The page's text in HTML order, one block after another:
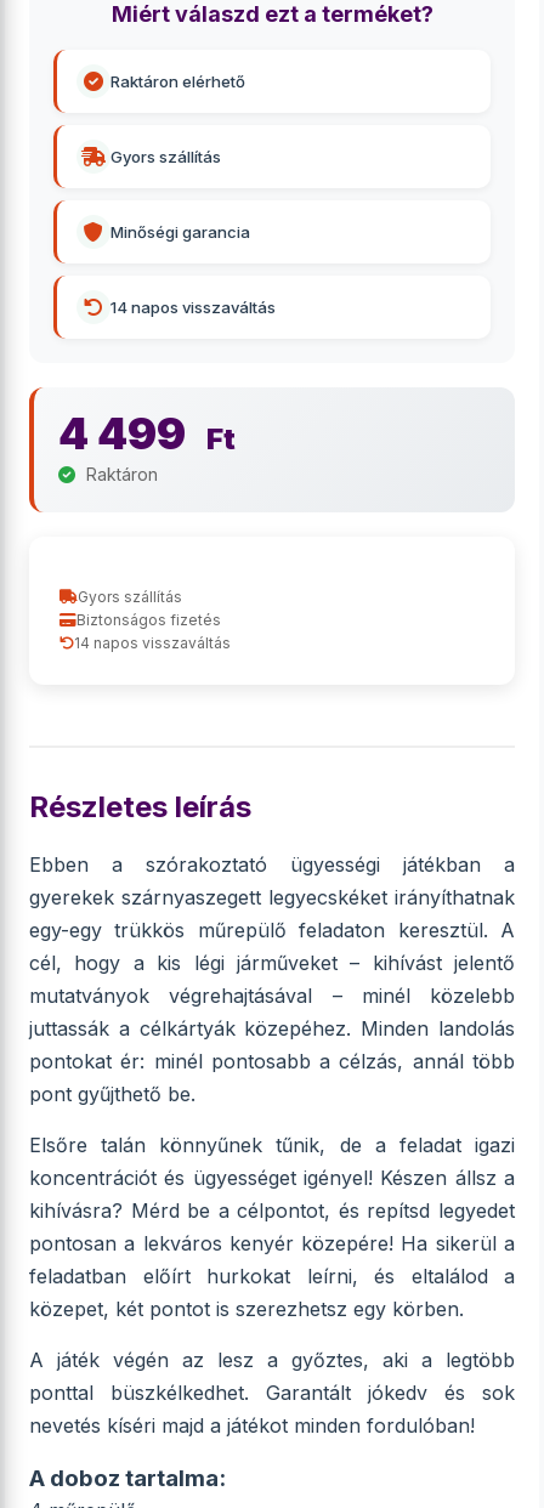
Miért válaszd ezt a terméket?
Raktáron elérhető
Gyors szállítás
Minőségi garancia
14 napos visszaváltás
4 499 Ft
Raktáron
Gyors szállítás
Biztonságos fizetés
14 napos visszaváltás
Részletes leírás
Ebben a szórakoztató ügyességi játékban a
gyerekek szárnyaszegett legyecskéket irányíthatnak
egy-egy trükkös műrepülő feladaton keresztül. A
cél, hogy a kis légi járműveket – kihívást jelentő
mutatványok végrehajtásával – minél közelebb
juttassák a célkártyák közepéhez. Minden landolás
pontokat ér: minél pontosabb a célzás, annál több
pont gyűjthető be.
Elsőre talán könnyűnek tűnik, de a feladat igazi
koncentrációt és ügyességet igényel! Készen állsz a
kihívásra? Mérd be a célpontot, és repítsd legyedet
pontosan a lekváros kenyér közepére! Ha sikerül a
feladatban előírt hurkokat leírni, és eltalálod a
közepet, két pontot is szerezhetsz egy körben.
A játék végén az lesz a győztes, aki a legtöbb
ponttal büszkélkedhet. Garantált jókedv és sok
nevetés kíséri majd a játékot minden fordulóban!
A doboz tartalma: